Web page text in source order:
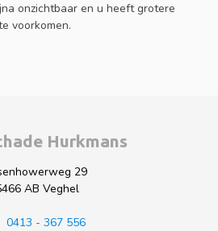
onzichtbaar en u heeft grotere
voorkomen.
Hurkmans
29
AB Veghel
0413 - 367 556